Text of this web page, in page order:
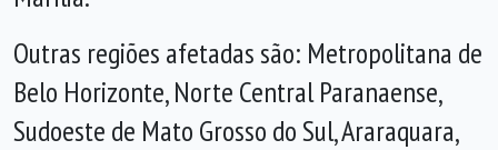
Outras regiões afetadas são: Metropolitana de
Belo Horizonte, Norte Central Paranaense,
Sudoeste de Mato Grosso do Sul, Araraquara,